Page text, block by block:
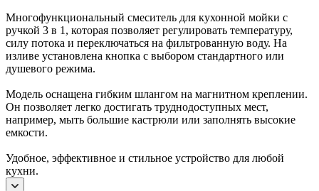
Многофункциональный смеситель для кухонной мойки с
ручкой 3 в 1, которая позволяет регулировать температуру,
силу потока и переключаться на фильтрованную воду. На
изливе установлена кнопка с выбором стандартного или
душевого режима.
Модель оснащена гибким шлангом на магнитном креплении.
Он позволяет легко достигать труднодоступных мест,
например, мыть большие кастрюли или заполнять высокие
емкости.
Удобное, эффективное и стильное устройство для любой
кухни.